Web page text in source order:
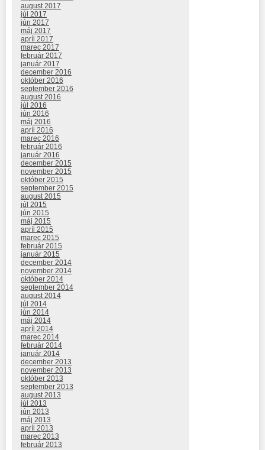
august 2017
júl 2017
jún 2017
máj 2017
apríl 2017
marec 2017
február 2017
január 2017
december 2016
október 2016
september 2016
august 2016
júl 2016
jún 2016
máj 2016
apríl 2016
marec 2016
február 2016
január 2016
december 2015
november 2015
október 2015
september 2015
august 2015
júl 2015
jún 2015
máj 2015
apríl 2015
marec 2015
február 2015
január 2015
december 2014
november 2014
október 2014
september 2014
august 2014
júl 2014
jún 2014
máj 2014
apríl 2014
marec 2014
február 2014
január 2014
december 2013
november 2013
október 2013
september 2013
august 2013
júl 2013
jún 2013
máj 2013
apríl 2013
marec 2013
február 2013